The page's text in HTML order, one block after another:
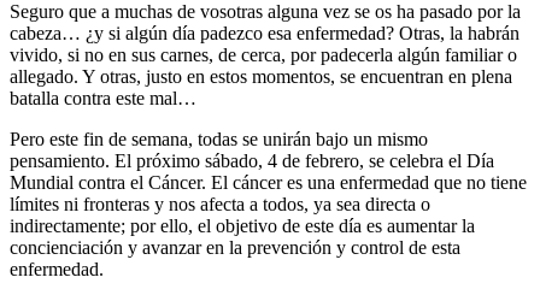
Seguro que a muchas de vosotras alguna vez se os ha pasado por la
cabeza… ¿y si algún día padezco esa enfermedad? Otras, la habrán
vivido, si no en sus carnes, de cerca, por padecerla algún familiar o
allegado. Y otras, justo en estos momentos, se encuentran en plena
batalla contra este mal…
Pero este fin de semana, todas se unirán bajo un mismo
pensamiento. El próximo sábado, 4 de febrero, se celebra el Día
Mundial contra el Cáncer. El cáncer es una enfermedad que no tiene
límites ni fronteras y nos afecta a todos, ya sea directa o
indirectamente; por ello, el objetivo de este día es aumentar la
concienciación y avanzar en la prevención y control de esta
enfermedad.